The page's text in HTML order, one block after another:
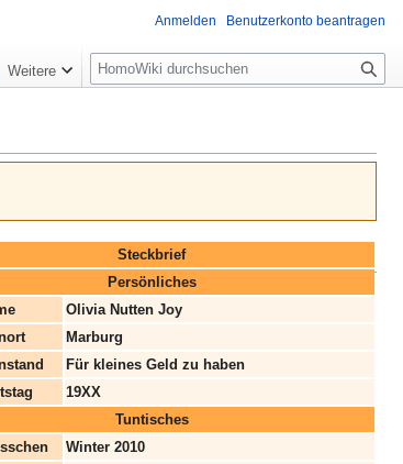
Steckbrief
Persönliches
Olivia Nutten Joy
Marburg
Für kleines Geld zu haben
19XX
Tuntisches
Winter 2010
Anmelden Benutzerkonto beantragen
Weitere
Suche